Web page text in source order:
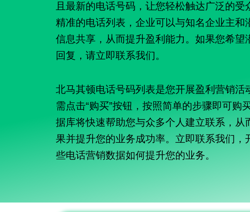
且最新的电话号码，让您轻松触达广泛的受
精准的电话列表，企业可以与知名企业主和
信息共享，从而提升盈利能力。如果您希望
回复，请立即联系我们。
北马其顿电话号码列表是您开展盈利营销活
需点击“购买”按钮，按照简单的步骤即可购
据库将快速帮助您与众多个人建立联系，从
果并提升您的业务成功率。立即联系我们，
些电话营销数据如何提升您的业务。